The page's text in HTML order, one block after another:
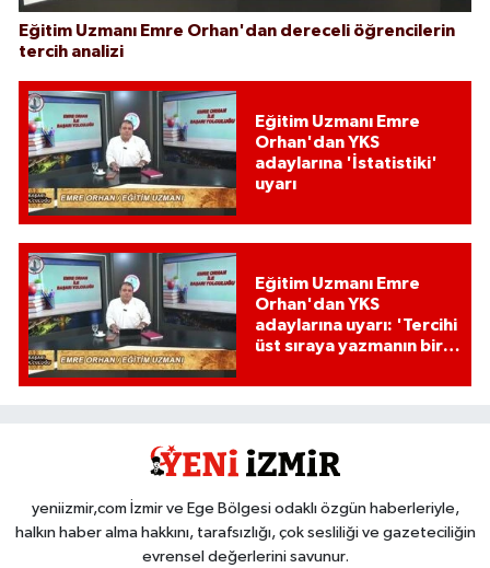
Eğitim Uzmanı Emre Orhan'dan dereceli öğrencilerin
tercih analizi
Eğitim Uzmanı Emre
Orhan'dan YKS
adaylarına 'İstatistiki'
uyarı
Eğitim Uzmanı Emre
Orhan'dan YKS
adaylarına uyarı: 'Tercihi
üst sıraya yazmanın bir
yeniizmir,com İzmir ve Ege Bölgesi odaklı özgün haberleriyle,
halkın haber alma hakkını, tarafsızlığı, çok sesliliği ve gazeteciliğin
evrensel değerlerini savunur.